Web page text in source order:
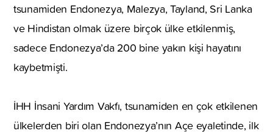
tsunamiden Endonezya, Malezya, Tayland, Sri Lanka
ve Hindistan olmak üzere birçok ülke etkilenmiş,
sadece Endonezya’da 200 bine yakın kişi hayatını
kaybetmişti.
İHH İnsani Yardım Vakfı, tsunamiden en çok etkilenen
ülkelerden biri olan Endonezya’nın Açe eyaletinde, ilk